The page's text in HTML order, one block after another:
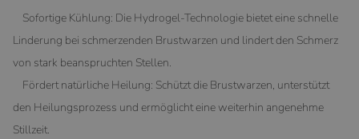
Sofortige Kühlung: Die Hydrogel-Technologie bietet eine schnelle
Linderung bei schmerzenden Brustwarzen und lindert den Schmerz
von stark beanspruchten Stellen.
Fördert natürliche Heilung: Schützt die Brustwarzen, unterstützt
den Heilungsprozess und ermöglicht eine weiterhin angenehme
Stillzeit.